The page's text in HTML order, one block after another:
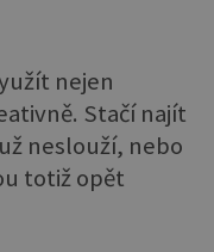
nejen
Stačí najít
neslouží, nebo
totiž opět